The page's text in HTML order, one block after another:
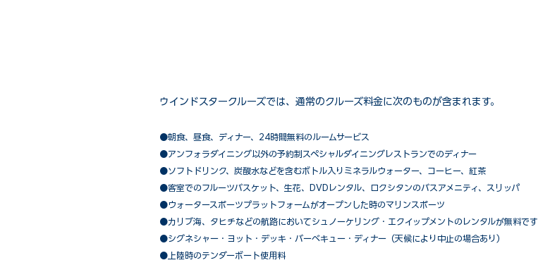
ウインドスタークルーズでは、通常のクルーズ料金に次のものが含まれます。
●朝食、昼食、ディナー、24時間無料のルームサービス
​●アンフォラダイニング以外の予約制スペシャルダイニングレストランでのディナー
●ソフトドリンク、炭酸水などを含むボトル入りミネラルウォーター、コーヒー、紅茶
●客室でのフルーツバスケット、生花、DVDレンタル、ロクシタンのバスアメニティ、スリッパ
●ウォータースポーツプラットフォームがオープンした時のマリンスポーツ
●カリブ海、タヒチなどの航路においてシュノーケリング・エクイップメントのレンタルが無料です
​●シグネシャー・ヨット・デッキ・バーベキュー・ディナー（天候により中止の場合あり）
●上陸時のテンダーボート使用料